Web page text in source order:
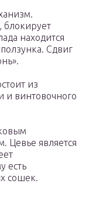
блокирует
находится
Сдвиг
из
и винтовочного
Цевье является
есть
сошек.